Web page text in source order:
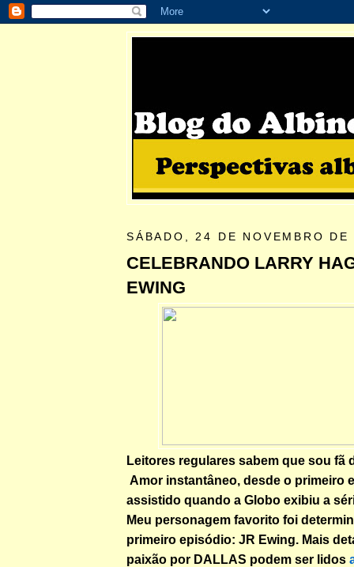
SÁBADO, 24 DE NOVEMBRO
CELEBRANDO LARRY
EWING
Leitores regulares sabem que sou fã
Amor instantâneo, desde o primeiro
assistido quando a Globo exibiu a
Meu personagem favorito foi
primeiro episódio: JR Ewing. Mais
paixão por DALLAS podem ser lidos